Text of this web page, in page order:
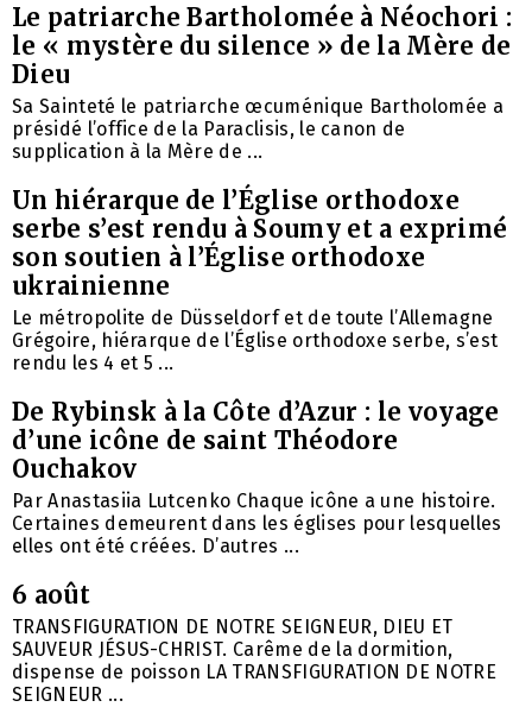
Le patriarche Bartholomée à Néochori :
le « mystère du silence » de la Mère de
Dieu
Sa Sainteté le patriarche œcuménique Bartholomée a
présidé l’office de la Paraclisis, le canon de
supplication à la Mère de ...
Un hiérarque de l’Église orthodoxe
serbe s’est rendu à Soumy et a exprimé
son soutien à l’Église orthodoxe
ukrainienne
Le métropolite de Düsseldorf et de toute l’Allemagne
Grégoire, hiérarque de l’Église orthodoxe serbe, s’est
rendu les 4 et 5 ...
De Rybinsk à la Côte d’Azur : le voyage
d’une icône de saint Théodore
Ouchakov
Par Anastasiia Lutcenko Chaque icône a une histoire.
Certaines demeurent dans les églises pour lesquelles
elles ont été créées. D’autres ...
6 août
TRANSFIGURATION DE NOTRE SEIGNEUR, DIEU ET
SAUVEUR JÉSUS-CHRIST. Carême de la dormition,
dispense de poisson LA TRANSFIGURATION DE NOTRE
SEIGNEUR ...